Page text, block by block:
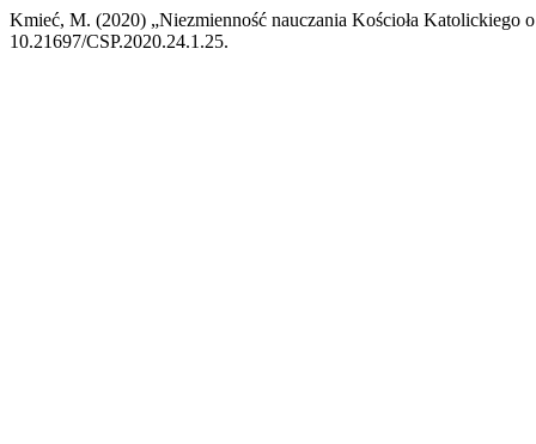
Kmieć, M. (2020) „Niezmienność nauczania Kościoła Katolickiego
10.21697/CSP.2020.24.1.25.